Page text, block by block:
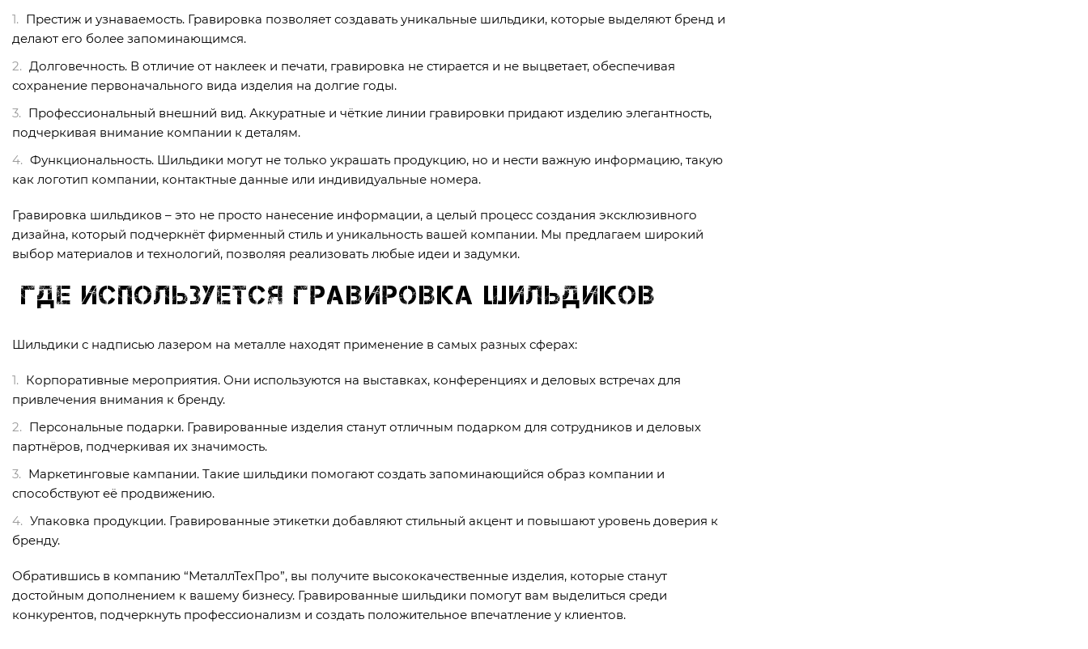
Престиж и узнаваемость. Гравировка позволяет создавать уникальные шильдики, которые выделяют бренд и
делают его более запоминающимся.
Долговечность. В отличие от наклеек и печати, гравировка не стирается и не выцветает, обеспечивая
сохранение первоначального вида изделия на долгие годы.
Профессиональный внешний вид. Аккуратные и чёткие линии гравировки придают изделию элегантность,
подчеркивая внимание компании к деталям.
Функциональность. Шильдики могут не только украшать продукцию, но и нести важную информацию, такую
как логотип компании, контактные данные или индивидуальные номера.
Гравировка шильдиков – это не просто нанесение информации, а целый процесс создания эксклюзивного
дизайна, который подчеркнёт фирменный стиль и уникальность вашей компании. Мы предлагаем широкий
выбор материалов и технологий, позволяя реализовать любые идеи и задумки.
Где используется гравировка шильдиков
Шильдики с надписью лазером на металле находят применение в самых разных сферах:
Корпоративные мероприятия. Они используются на выставках, конференциях и деловых встречах для
привлечения внимания к бренду.
Персональные подарки. Гравированные изделия станут отличным подарком для сотрудников и деловых
партнёров, подчеркивая их значимость.
Маркетинговые кампании. Такие шильдики помогают создать запоминающийся образ компании и
способствуют её продвижению.
Упаковка продукции. Гравированные этикетки добавляют стильный акцент и повышают уровень доверия к
бренду.
Обратившись в компанию “МеталлТехПро”, вы получите высококачественные изделия, которые станут
достойным дополнением к вашему бизнесу. Гравированные шильдики помогут вам выделиться среди
конкурентов, подчеркнуть профессионализм и создать положительное впечатление у клиентов.